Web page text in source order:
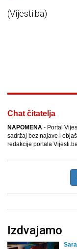
(Vijesti.ba)
Chat čitatelja
NAPOMENA - Portal
sadržaj bez najave i
redakcije portala
Izdvajamo